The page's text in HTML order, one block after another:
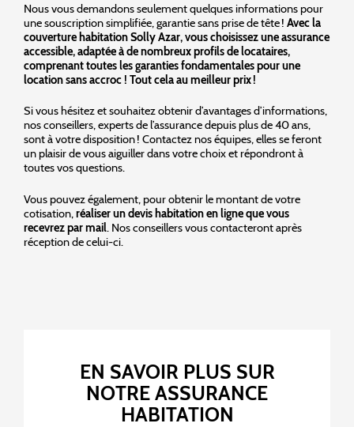
Nous vous demandons seulement quelques informations pour
une souscription simplifiée, garantie sans prise de tête ! Avec la
couverture habitation Solly Azar, vous choisissez une assurance
accessible, adaptée à de nombreux profils de locataires,
comprenant toutes les garanties fondamentales pour une
location sans accroc ! Tout cela au meilleur prix !
Si vous hésitez et souhaitez obtenir d’avantages d’informations,
nos conseillers, experts de l’assurance depuis plus de 40 ans,
sont à votre disposition ! Contactez nos équipes, elles se feront
un plaisir de vous aiguiller dans votre choix et répondront à
toutes vos questions.
Vous pouvez également, pour obtenir le montant de votre
cotisation,réaliser un devis habitation en ligne que vous
recevrez par mail. Nos conseillers vous contacteront après
réception de celui-ci.
EN SAVOIR PLUS SUR
NOTRE ASSURANCE
HABITATION